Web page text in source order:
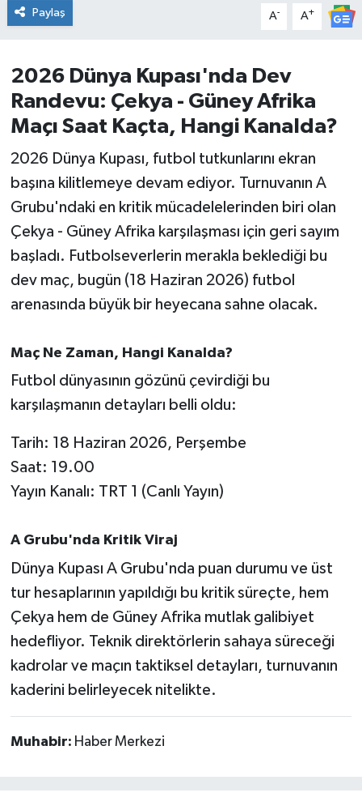
Paylaş A- A+
2026 Dünya Kupası'nda Dev
Randevu: Çekya - Güney Afrika
Maçı Saat Kaçta, Hangi Kanalda?
2026 Dünya Kupası, futbol tutkunlarını ekran
başına kilitlemeye devam ediyor. Turnuvanın A
Grubu'ndaki en kritik mücadelelerinden biri olan
Çekya - Güney Afrika karşılaşması için geri sayım
başladı. Futbolseverlerin merakla beklediği bu
dev maç, bugün (18 Haziran 2026) futbol
arenasında büyük bir heyecana sahne olacak.
Maç Ne Zaman, Hangi Kanalda?
Futbol dünyasının gözünü çevirdiği bu
karşılaşmanın detayları belli oldu:
Tarih: 18 Haziran 2026, Perşembe
Saat: 19.00
Yayın Kanalı: TRT 1 (Canlı Yayın)
A Grubu'nda Kritik Viraj
Dünya Kupası A Grubu'nda puan durumu ve üst
tur hesaplarının yapıldığı bu kritik süreçte, hem
Çekya hem de Güney Afrika mutlak galibiyet
hedefliyor. Teknik direktörlerin sahaya süreceği
kadrolar ve maçın taktiksel detayları, turnuvanın
kaderini belirleyecek nitelikte.
Muhabir: Haber Merkezi
Gömeç
Gönen
Havran
KENT GÜNDEMİ
Kepsut
KÜLTÜR-SANAT
MAGAZİN
MANŞET
Manyas
OLAY
SAĞLIK
Savaştepe
SEYAHAT
SİYASET